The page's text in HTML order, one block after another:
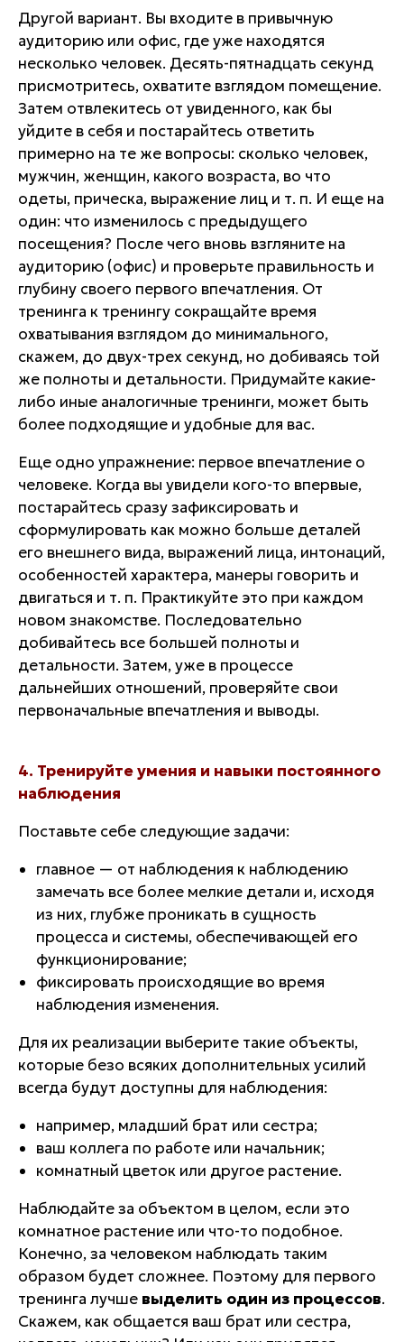
Другой вариант. Вы входите в привычную
аудиторию или офис, где уже находятся
несколько человек. Десять-пятнадцать секунд
присмотритесь, охватите взглядом помещение.
Затем отвлекитесь от увиденного, как бы
уйдите в себя и постарайтесь ответить
примерно на те же вопросы: сколько человек,
мужчин, женщин, какого возраста, во что
одеты, прическа, выражение лиц и т. п. И еще на
один: что изменилось с предыдущего
посещения? После чего вновь взгляните на
аудиторию (офис) и проверьте правильность и
глубину своего первого впечатления. От
тренинга к тренингу сокращайте время
охватывания взглядом до минимального,
скажем, до двух-трех секунд, но добиваясь той
же полноты и детальности. Придумайте какие-
либо иные аналогичные тренинги, может быть
более подходящие и удобные для вас.
Еще одно упражнение: первое впечатление о
человеке. Когда вы увидели кого-то впервые,
постарайтесь сразу зафиксировать и
сформулировать как можно больше деталей
его внешнего вида, выражений лица, интонаций,
особенностей характера, манеры говорить и
двигаться и т. п. Практикуйте это при каждом
новом знакомстве. Последовательно
добивайтесь все большей полноты и
детальности. Затем, уже в процессе
дальнейших отношений, проверяйте свои
первоначальные впечатления и выводы.
4. Тренируйте умения и навыки постоянного
наблюдения
Поставьте себе следующие задачи:
главное — от наблюдения к наблюдению
замечать все более мелкие детали и, исходя
из них, глубже проникать в сущность
процесса и системы, обеспечивающей его
функционирование;
фиксировать происходящие во время
наблюдения изменения.
Для их реализации выберите такие объекты,
которые безо всяких дополнительных усилий
всегда будут доступны для наблюдения:
например, младший брат или сестра;
ваш коллега по работе или начальник;
комнатный цветок или другое растение.
Наблюдайте за объектом в целом, если это
комнатное растение или что-то подобное.
Конечно, за человеком наблюдать таким
образом будет сложнее. Поэтому для первого
тренинга лучше выделить один из процессов.
Скажем, как общается ваш брат или сестра,